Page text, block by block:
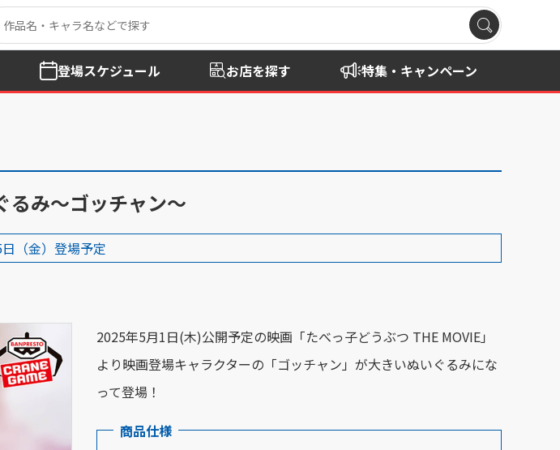
登場スケジュール お店を探す 特集・キャンペーン
るみ～ゴッチャン～
（金）登場予定
2025年5月1日(木)公開予定の映画「たべっ子どうぶつ THE MOVIE」
より映画登場キャラクターの「ゴッチャン」が大きいぬいぐるみにな
って登場！
商品仕様